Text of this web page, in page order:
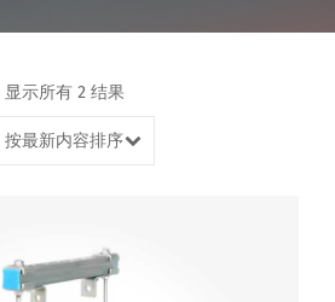
显示所有 2 结果
按最新内容排序